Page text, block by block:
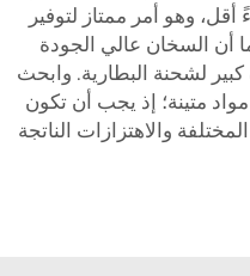
أقل، وهو أمر ممتاز لتوفير
أن السخان عالي الجودة
لشحنة البطارية. وابحث
متينة؛ إذ يجب أن تكون
والاهتزازات الناتجة